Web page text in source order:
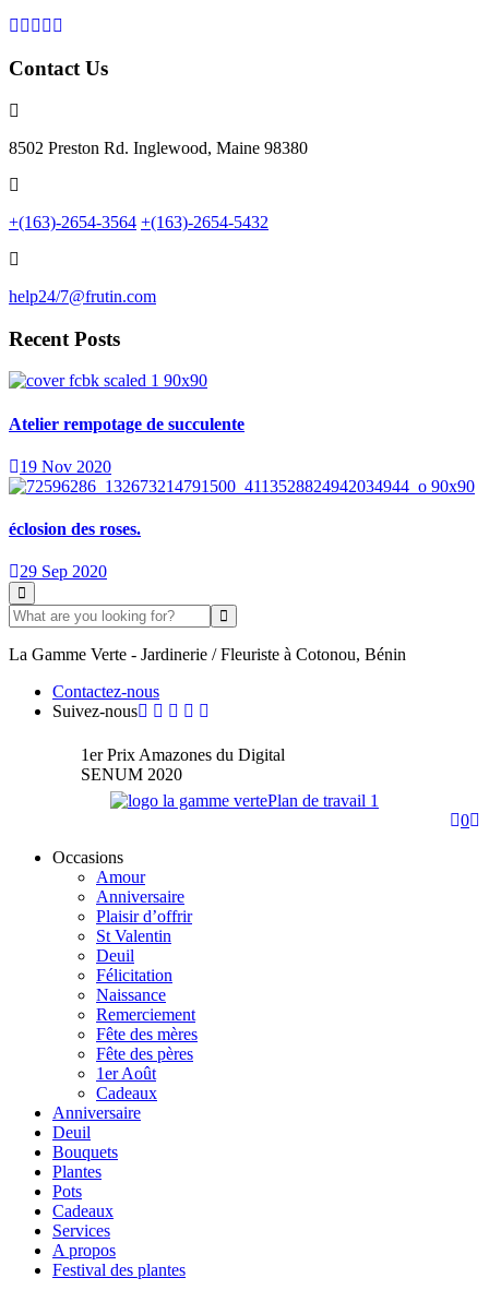
Contact Us
8502 Preston Rd. Inglewood, Maine 98380
+(163)-2654-3564 +(163)-2654-5432
help24/7@frutin.com
Recent Posts
Atelier rempotage de succulente
19 Nov 2020
éclosion des roses.
29 Sep 2020
La Gamme Verte - Jardinerie / Fleuriste à Cotonou, Bénin
Contactez-nous
Suivez-nous
1er Prix Amazones du Digital
SENUM 2020
0
Occasions
Amour
Anniversaire
Plaisir d’offrir
St Valentin
Deuil
Félicitation
Naissance
Remerciement
Fête des mères
Fête des pères
1er Août
Cadeaux
Anniversaire
Deuil
Bouquets
Plantes
Pots
Cadeaux
Services
A propos
Festival des plantes